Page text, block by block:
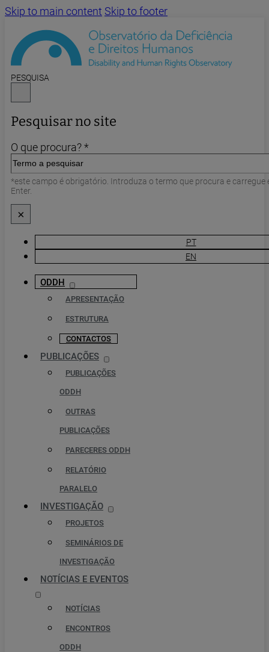
Skip to main content Skip to footer
PESQUISA
Pesquisar no site
O que procura? *
*este campo é obrigatório. Introduza o termo que procura e carregue
Enter.
×
PT
EN
ODDH
APRESENTAÇÃO
ESTRUTURA
CONTACTOS
PUBLICAÇÕES
PUBLICAÇÕES
ODDH
OUTRAS
PUBLICAÇÕES
PARECERES ODDH
RELATÓRIO
PARALELO
INVESTIGAÇÃO
PROJETOS
SEMINÁRIOS DE
INVESTIGAÇÃO
NOTÍCIAS E EVENTOS
NOTÍCIAS
ENCONTROS
ODDH